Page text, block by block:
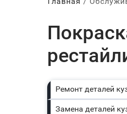
Ремонт деталей
Замена деталей